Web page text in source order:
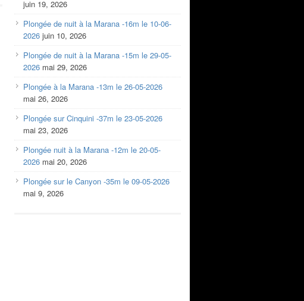
juin 19, 2026
Plongée de nuit à la Marana -16m le 10-06-
2026 juin 10, 2026
Plongée de nuit à la Marana -15m le 29-05-
2026 mai 29, 2026
Plongée à la Marana -13m le 26-05-2026
mai 26, 2026
Plongée sur Cinquini -37m le 23-05-2026
mai 23, 2026
Plongée nuit à la Marana -12m le 20-05-
2026 mai 20, 2026
Plongée sur le Canyon -35m le 09-05-2026
mai 9, 2026